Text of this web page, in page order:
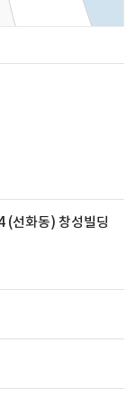
(선화동) 창성빌딩